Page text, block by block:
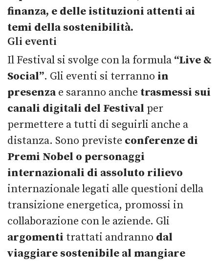
finanza, e delle istituzioni attenti ai
temi della sostenibilità.
Gli eventi
Il Festival si svolge con la formula “Live &
Social”. Gli eventi si terranno in
presenzae saranno anche trasmessi sui
canali digitali del Festival per
permettere a tutti di seguirli anche a
distanza. Sono previste conferenze di
Premi Nobel o personaggi
internazionali di assoluto rilievo
internazionale legati alle questioni della
transizione energetica, promossi in
collaborazione con le aziende. Gli
argomenti trattati andranno dal
viaggiare sostenibile al mangiare